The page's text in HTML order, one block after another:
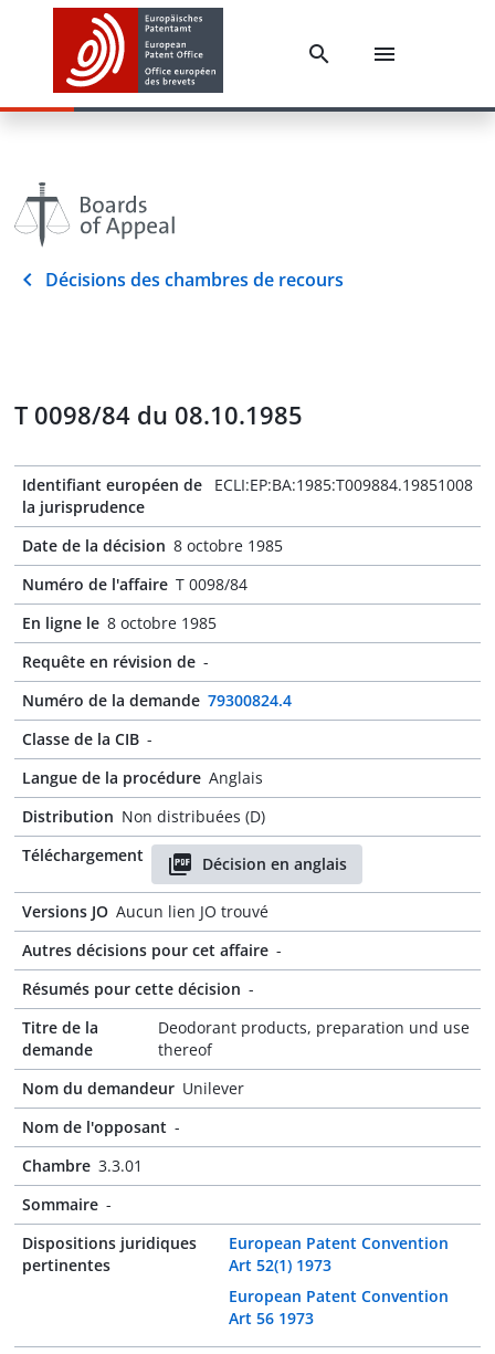
Décisions des chambres de recours
T 0098/84 du 08.10.1985
Identifiant européen de
la jurisprudence
ECLI:EP:BA:1985:T009884.19851008
Date de la décision 8 octobre 1985
Numéro de l'affaire T 0098/84
En ligne le 8 octobre 1985
Requête en révision de -
Numéro de la demande 79300824.4
Classe de la CIB -
Langue de la procédure Anglais
Distribution Non distribuées (D)
Téléchargement
Décision en anglais
Versions JO Aucun lien JO trouvé
Autres décisions pour cet affaire -
Résumés pour cette décision -
Titre de la
demande
Deodorant products, preparation und use
thereof
Nom du demandeur Unilever
Nom de l'opposant -
Chambre 3.3.01
Sommaire -
Dispositions juridiques
pertinentes
European Patent Convention
Art 52(1) 1973
European Patent Convention
Art 56 1973